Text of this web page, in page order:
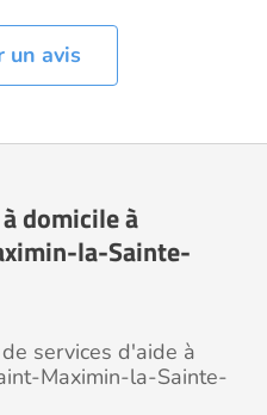
un avis
domicile à
la-Sainte-
services d'aide à
Maximin-la-Sainte-